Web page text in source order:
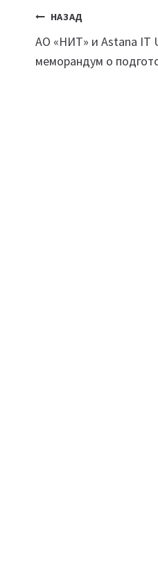
Навигация
по
НАЗАД
АО «НИТ» и Astana IT
меморандум о